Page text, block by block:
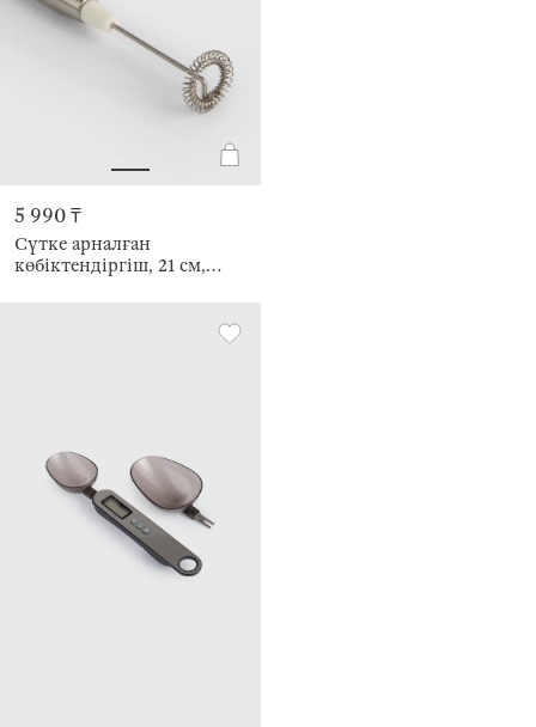
5 990 ₸
Сүтке арналған
көбіктендіргіш, 21 см,